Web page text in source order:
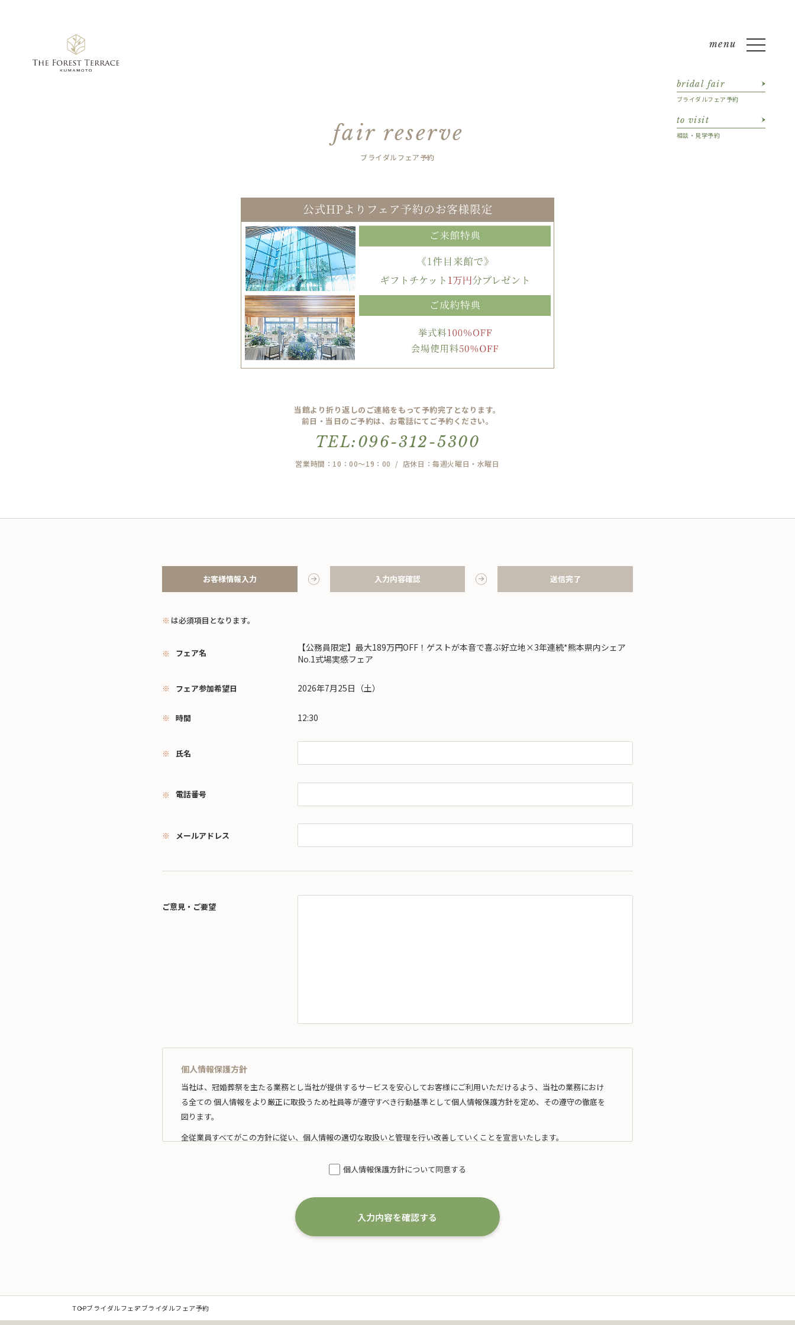
bridal fair
ブライダルフェア予約
to visit
相談・見学予約
fair reserve
ブライダルフェア予約
当館より折り返しのご連絡をもって予約完了となります。
前日・当日のご予約は、お電話にてご予約ください。
TEL:096-312-5300
営業時間：10：00～19：00 / 店休日：毎週火曜日・水曜日
お客様情報入力 入力内容確認 送信完了
※ は必須項目となります。
フェア名
【公務員限定】最大189万円OFF！ゲストが本音で喜ぶ好立地×3年連続*熊本県内シェア
No.1式場実感フェア
フェア参加希望日 2026年7月25日（土）
時間 12:30
氏名
電話番号
メールアドレス
ご意見・ご要望
個人情報保護方針
当社は、冠婚葬祭を主たる業務とし当社が提供するサ－ビスを安心してお客様にご利用いただけるよう、当社の業務におけ
る全ての 個人情報をより厳正に取扱うため社員等が遵守すべき行動基準として個人情報保護方針を定め、その遵守の徹底を
図ります。
全従業員すべてがこの方針に従い、個人情報の適切な取扱いと管理を行い改善していくことを宣言いたします。
1.事業の内容及び規模を考慮した適切な個人情報の取得、利用及び提供
な範囲 内において利用いたします。
なお、当社の事業内容は、以下の通りです。
（1）冠婚葬祭業及び冠婚葬祭の会員募集に関する業務
個人情報保護方針について同意する
入力内容を確認する
TOPブライダルフェアブライダルフェア予約